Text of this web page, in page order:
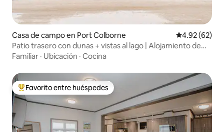
Casa de campo en Port Colborne Calificación
4.92 (62)
Patio trasero con dunas + vistas al lago | Alojamiento de
lujo | Familiar
Familiar · Ubicación · Cocina
Favorito entre huéspedes preferido
Favorito entre huéspedes